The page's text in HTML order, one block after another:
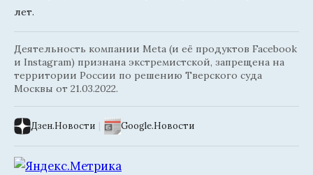
лет.
Деятельность компании Meta (и её продуктов Facebook
и Instagram) признана экстремистской, запрещена на
территории России по решению Тверского суда
Москвы от 21.03.2022.
Дзен.Новости | Google.Новости